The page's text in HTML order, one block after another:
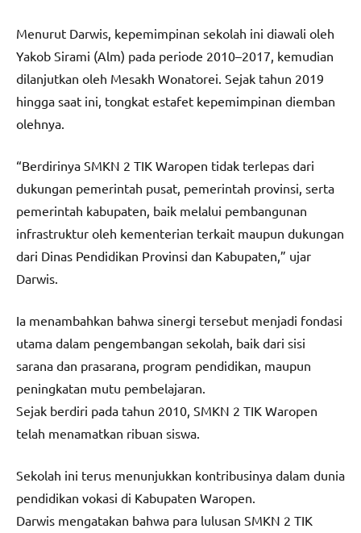
Menurut Darwis, kepemimpinan sekolah ini diawali oleh
Yakob Sirami (Alm) pada periode 2010–2017, kemudian
dilanjutkan oleh Mesakh Wonatorei. Sejak tahun 2019
hingga saat ini, tongkat estafet kepemimpinan diemban
olehnya.
“Berdirinya SMKN 2 TIK Waropen tidak terlepas dari
dukungan pemerintah pusat, pemerintah provinsi, serta
pemerintah kabupaten, baik melalui pembangunan
infrastruktur oleh kementerian terkait maupun dukungan
dari Dinas Pendidikan Provinsi dan Kabupaten,” ujar
Darwis.
Ia menambahkan bahwa sinergi tersebut menjadi fondasi
utama dalam pengembangan sekolah, baik dari sisi
sarana dan prasarana, program pendidikan, maupun
peningkatan mutu pembelajaran.
Sejak berdiri pada tahun 2010, SMKN 2 TIK Waropen
telah menamatkan ribuan siswa.
Sekolah ini terus menunjukkan kontribusinya dalam dunia
pendidikan vokasi di Kabupaten Waropen.
Darwis mengatakan bahwa para lulusan SMKN 2 TIK